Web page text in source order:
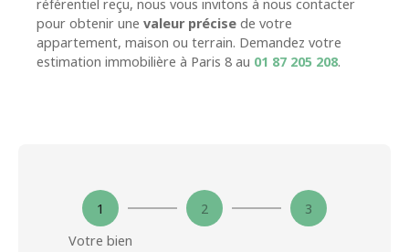
référentiel reçu, nous vous invitons à nous contacter
pour obtenir une valeur précise de votre
appartement, maison ou terrain. Demandez votre
estimation immobilière à Paris 8 au 01 87 205 208.
1
Votre bien
2 3